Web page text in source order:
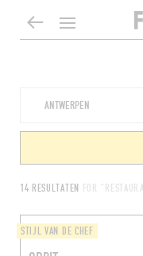
14 RESULTATEN FOR
STIJL VAN DE CHEF